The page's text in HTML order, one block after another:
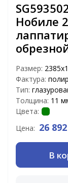
Нобиле
Размер:
Фактура:
Тип:
Толщина: 11
Цвета:
Цена: 26
В